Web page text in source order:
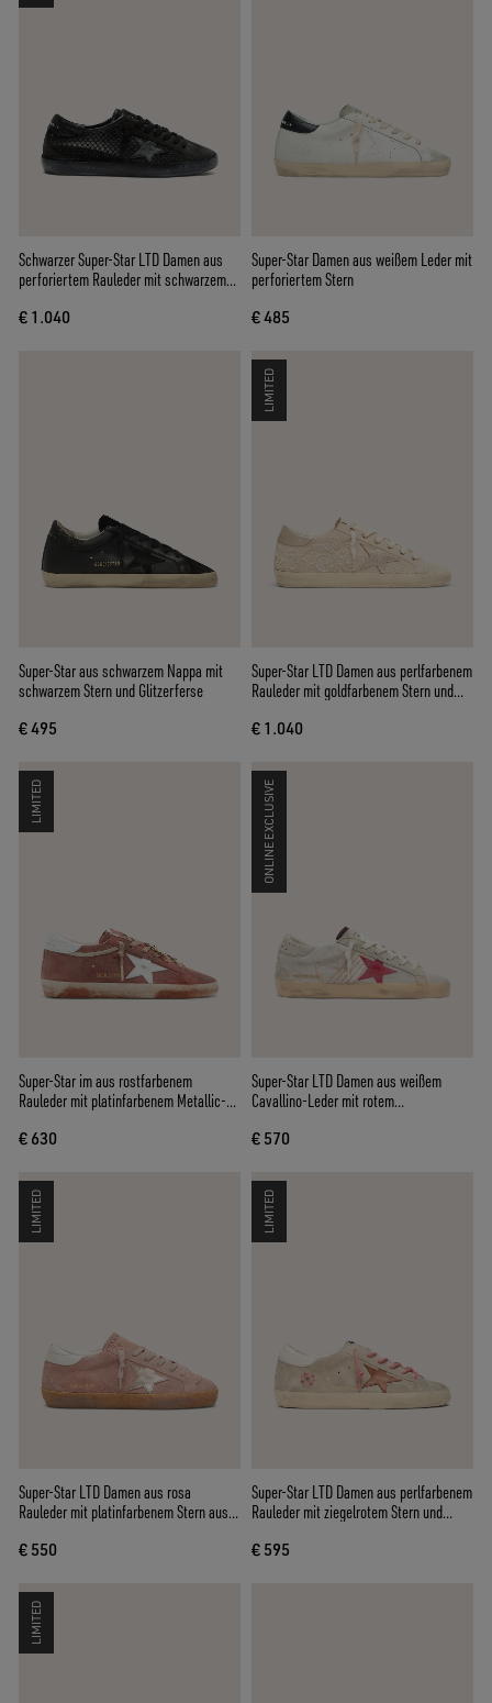
Schwarzer Super-Star LTD Damen aus
perforiertem Rauleder mit schwarzem
€ 1.040
Super-Star Damen aus weißem Leder mit
perforiertem Stern
€ 485
Super-Star aus schwarzem Nappa mit
schwarzem Stern und Glitzerferse
€ 495
LIMITED
Super-Star LTD Damen aus perlfarbenem
Rauleder mit goldfarbenem Stern und
€ 1.040
LIMITED
Super-Star im aus rostfarbenem
Rauleder mit platinfarbenem Metallic-
€ 630
ONLINE EXCLUSIVE
Super-Star LTD Damen aus weißem
Cavallino-Leder mit rotem
€ 570
LIMITED
Super-Star LTD Damen aus rosa
Rauleder mit platinfarbenem Stern aus
€ 550
LIMITED
Super-Star LTD Damen aus perlfarbenem
Rauleder mit ziegelrotem Stern und
€ 595
LIMITED